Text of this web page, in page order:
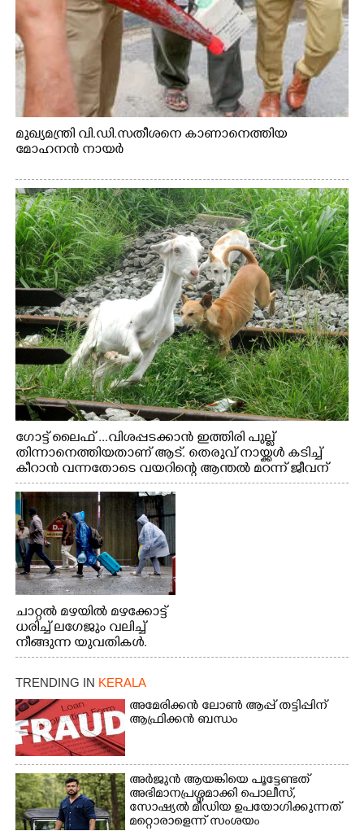
മുഖ്യമന്ത്രി വി.ഡി.സതീശനെ കാണാനെത്തിയ
മോഹനൻ നായർ
ഗോട്ട് ലൈഫ് ...വിശപ്പടക്കാൻ ഇത്തിരി പുല്ല്
തിന്നാനെത്തിയതാണ് ആട്. തെരുവ് നായ്ക്കൾ കടിച്ച്
കീറാൻ വന്നതോടെ വയറിന്റെ ആന്തൽ മറന്ന് ജീവന്
വേണ്ടിയായി ഓട്ടം. എറണാകുളം വാത്തുരുത്തിയിൽ
നിന്നുള്ള കാഴ്ച
ചാറ്റൽ മഴയിൽ മഴക്കോട്ട്
ധരിച്ച് ലഗേജും വലിച്ച്
നീങ്ങുന്ന യുവതികൾ.
എറണാകുളം മേനകയിൽ
നിന്നുള്ള കാഴ്ച
TRENDING IN KERALA
അമേരിക്കൻ ലോൺ ആപ്പ് തട്ടിപ്പിന്
ആഫ്രിക്കൻ ബന്ധം
അർജുൻ ആയങ്കിയെ പൂട്ടേണ്ടത്
അഭിമാനപ്രശ്നമാക്കി പൊലീസ്,
സാേഷ്യൽ മീഡിയ ഉപയോഗിക്കുന്നത്
മറ്റൊരാളെന്ന് സംശയം